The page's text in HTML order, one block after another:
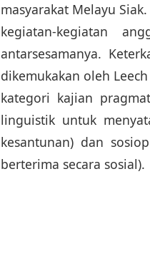
masyarakat Melayu
kegiatan-kegiatan
antarsesamanya.
dikemukakan oleh
kategori kajian
linguistik untuk
kesantunan) dan
berterima secara sosial).